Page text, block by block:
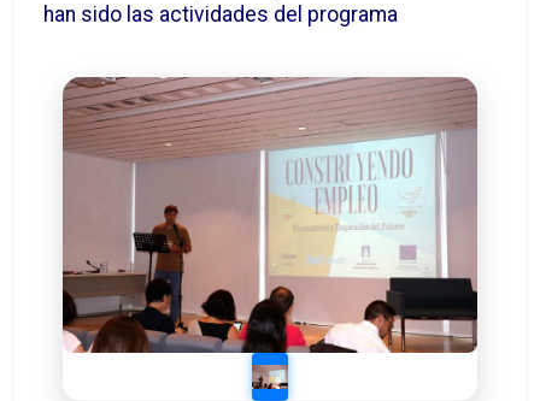
han sido las actividades del programa